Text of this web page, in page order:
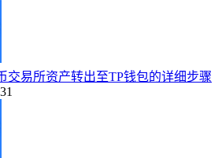
交易所资产转出至TP钱包的详细步骤